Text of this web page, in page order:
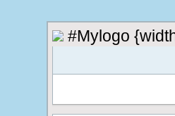
#Mylogo